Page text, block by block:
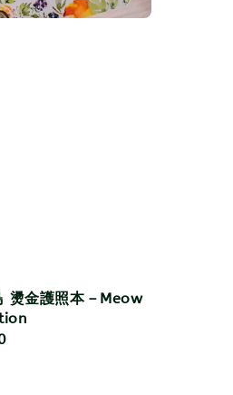
燙金護照本－Meow